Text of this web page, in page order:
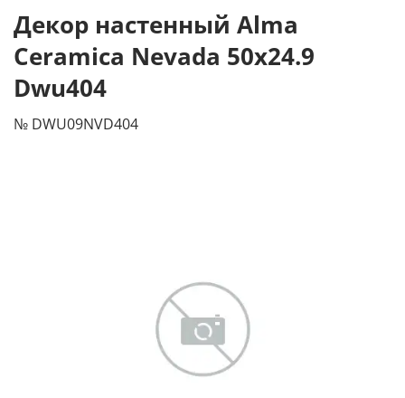
Декор настенный Alma
Ceramica Nevada 50x24.9
Dwu404
№ DWU09NVD404